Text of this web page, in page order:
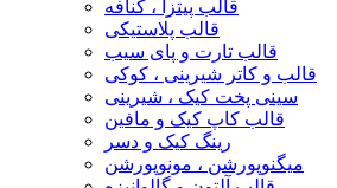
قالب پیتزا ، کنافه
قالب پلاستیکی
قالب تارت و پای سیب
قالب و کاتر شیرینی ، کوکی
سینی پخت کیک ، شیرینی
قالب کاپ کیک و مافین
رینگ کیک و دسر
میگنوپورشن ، مونوپورشن